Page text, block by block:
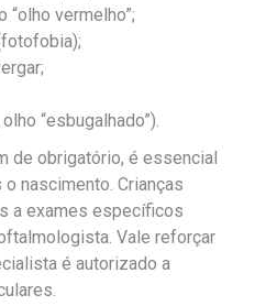
vermelho”;
“esbugalhado”).
de obrigatório, é essencial
nascimento. Crianças
a exames específicos
Vale reforçar
é autorizado a